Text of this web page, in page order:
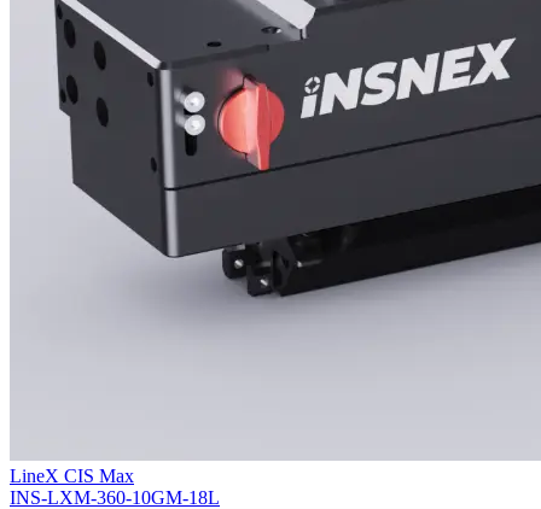
LineX CIS Max
INS-LXM-360-10GM-18L